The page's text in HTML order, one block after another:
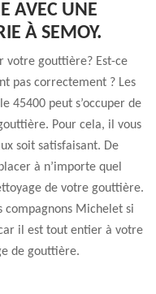
AVEC UNE
À SEMOY.
votre gouttière? Est-ce
pas correctement ? Les
45400 peut s’occuper de
Pour cela, il vous
soit satisfaisant. De
à n’importe quel
de votre gouttière.
compagnons Michelet si
il est tout entier à votre
de gouttière.